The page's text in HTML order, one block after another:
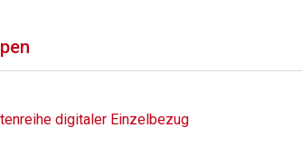
digitaler Einzelbezug